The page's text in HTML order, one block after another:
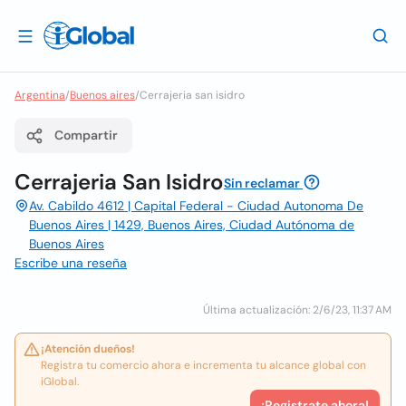
Argentina/Buenos aires/Cerrajeria san isidro
Compartir
Cerrajeria San IsidroSin reclamar
Av. Cabildo 4612 | Capital Federal - Ciudad Autonoma De
Buenos Aires | 1429, Buenos Aires, Ciudad Autónoma de
Buenos Aires
Escribe una reseña
Última actualización: 2/6/23, 11:37 AM
¡Atención dueños!
Registra tu comercio ahora e incrementa tu alcance global con
iGlobal.